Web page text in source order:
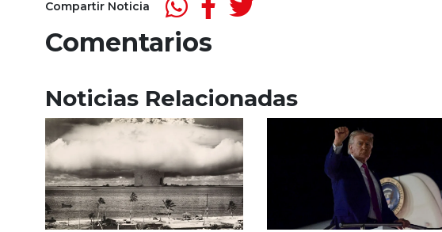
Compartir Noticia
Comentarios
Noticias Relacionadas